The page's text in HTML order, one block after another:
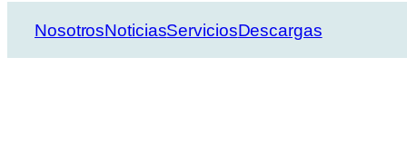
NosotrosNoticiasServiciosDescargas